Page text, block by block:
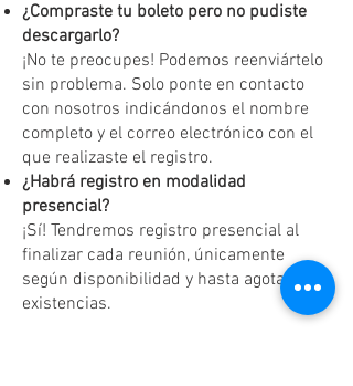
¿Compraste tu boleto pero no pudiste
descargarlo?
¡No te preocupes! Podemos reenviártelo
sin problema. Solo ponte en contacto
con nosotros indicándonos el nombre
completo y el correo electrónico con el
que realizaste el registro.
¿Habrá registro en modalidad
presencial?
¡Sí! Tendremos registro presencial al
finalizar cada reunión, únicamente
según disponibilidad y hasta agotar
existencias.